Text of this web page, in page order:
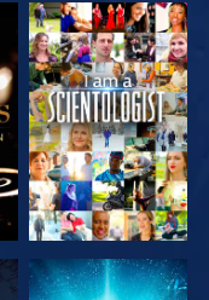
VER